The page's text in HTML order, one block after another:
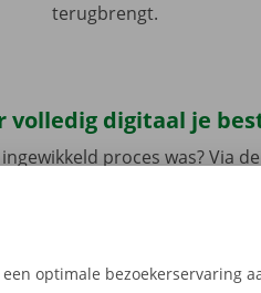
terugbrengt.
volledig digitaal je
proces was? Via
je de bestelwagen
voor
optimale bezoekerservaring